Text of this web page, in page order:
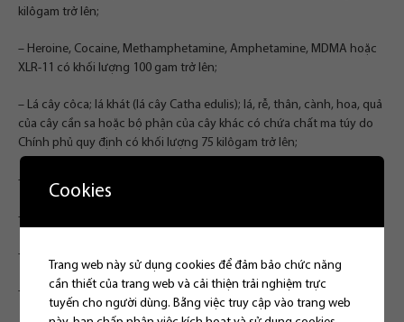
kilôgam trở lên;
– Heroine, Cocaine, Methamphetamine, Amphetamine, MDMA hoặc
XLR-11 có khối lượng 100 gam trở lên;
– Lá cây côca; lá khát (lá cây Catha edulis); lá, rễ, thân, cành, hoa, quả
của cây cần sa hoặc bộ phận của cây khác có chứa chất ma túy do
Chính phủ quy định có khối lượng 75 kilôgam trở lên;
– Quả thuốc phiện khô có khối lượng 600 kilôgam trở lên;
– Quả thuốc phiện tươi có khối lượng 150 kilôgam trở lên;
– Các chất ma túy khác ở thể rắn có khối lượng 300 gam trở lên;
– Các chất ma túy khác ở thể lỏng có thể tích 750 mililít trở lên;
Cookies
Trang web này sử dụng cookies để đảm bảo chức năng
cần thiết của trang web và cải thiện trải nghiệm trực
tuyến cho người dùng. Bằng việc truy cập vào trang web